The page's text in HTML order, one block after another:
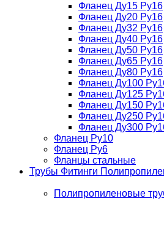
Фланец Ду15 Ру16
Фланец Ду20 Ру16
Фланец Ду32 Ру16
Фланец Ду40 Ру16
Фланец Ду50 Ру16
Фланец Ду65 Ру16
Фланец Ду80 Ру16
Фланец Ду100
Фланец Ду125
Фланец Ду150
Фланец Ду250
Фланец Ду300
Фланец Ру10
Фланец Ру6
Фланцы стальные
Трубы Фитинги
Полипропиленовые